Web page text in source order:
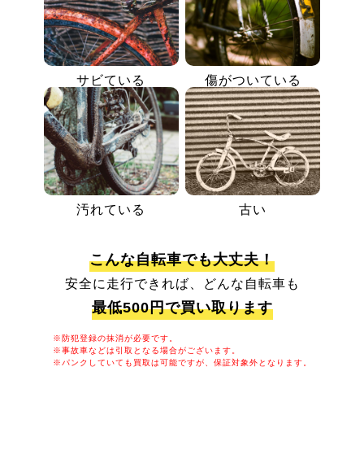
サビている 傷がついている
汚れている 古い
こんな自転車でも大丈夫！
安全に走行できれば、どんな自転車も
最低500円で買い取ります
※防犯登録の抹消が必要です。
※事故車などは引取となる場合がございます。
※パンクしていても買取は可能ですが、保証対象外となります。